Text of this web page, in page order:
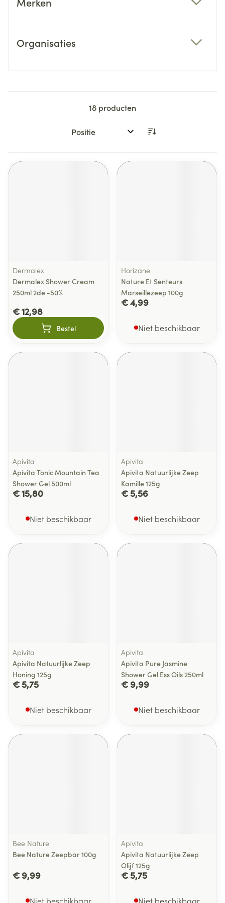
Organisaties
18 producten
Sorteer op:
Dermalex
Dermalex Shower Cream
250ml 2de -50%
€ 12,98
Bestel
Horizane
Nature Et Senteurs
Marseillezeep 100g
€ 4,99
Niet beschikbaar
Apivita
Apivita Tonic Mountain Tea
Shower Gel 500ml
€ 15,80
Niet beschikbaar
Apivita
Apivita Natuurlijke Zeep
Kamille 125g
€ 5,56
Niet beschikbaar
Apivita
Apivita Natuurlijke Zeep
Honing 125g
€ 5,75
Niet beschikbaar
Apivita
Apivita Pure Jasmine
Shower Gel Ess Oils 250ml
€ 9,99
Niet beschikbaar
Bee Nature
Bee Nature Zeepbar 100g
€ 9,99
Niet beschikbaar
Apivita
Apivita Natuurlijke Zeep
Olijf 125g
€ 5,75
Niet beschikbaar